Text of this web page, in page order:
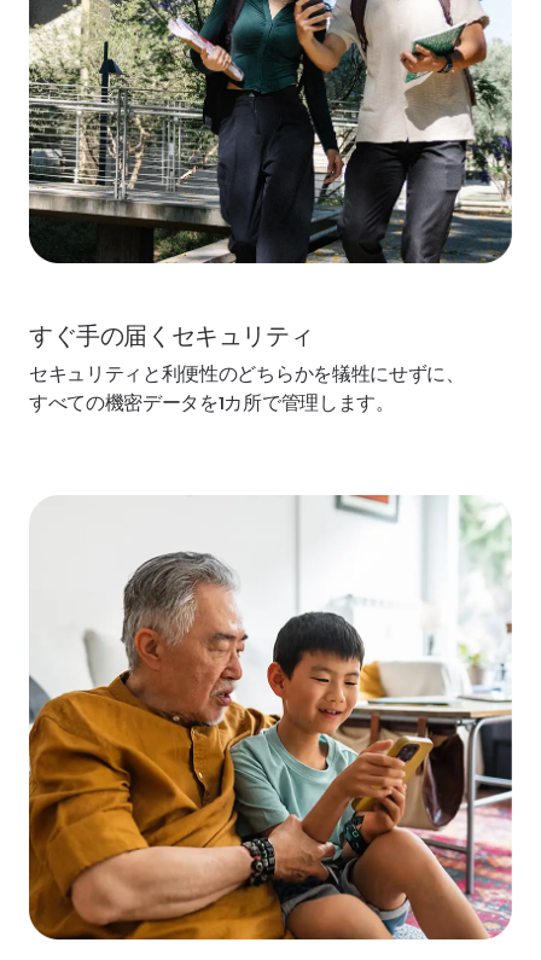
すぐ手の届くセキュリティ
セキュリティと利便性のどちらかを犠牲にせずに、
すべての機密データを1カ所で管理します。